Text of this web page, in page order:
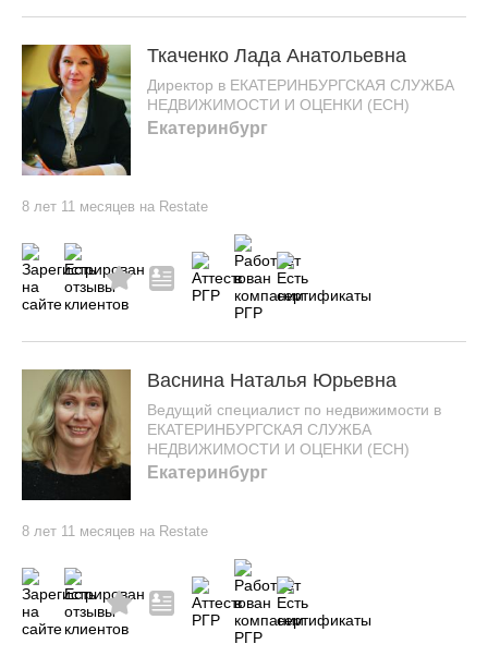
Ткаченко Лада Анатольевна
Директор в ЕКАТЕРИНБУРГСКАЯ СЛУЖБА
НЕДВИЖИМОСТИ И ОЦЕНКИ (ЕСН)
Екатеринбург
8 лет 11 месяцев на Restate
Васнина Наталья Юрьевна
Ведущий специалист по недвижимости в
ЕКАТЕРИНБУРГСКАЯ СЛУЖБА
НЕДВИЖИМОСТИ И ОЦЕНКИ (ЕСН)
Екатеринбург
8 лет 11 месяцев на Restate